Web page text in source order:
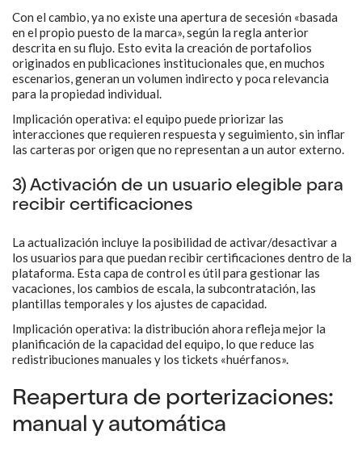
Con el cambio, ya no existe una apertura de secesión «basada
en el propio puesto de la marca», según la regla anterior
descrita en su flujo. Esto evita la creación de portafolios
originados en publicaciones institucionales que, en muchos
escenarios, generan un volumen indirecto y poca relevancia
para la propiedad individual.
Implicación operativa: el equipo puede priorizar las
interacciones que requieren respuesta y seguimiento, sin inflar
las carteras por origen que no representan a un autor externo.
3) Activación de un usuario elegible para
recibir certificaciones
La actualización incluye la posibilidad de activar/desactivar a
los usuarios para que puedan recibir certificaciones dentro de la
plataforma. Esta capa de control es útil para gestionar las
vacaciones, los cambios de escala, la subcontratación, las
plantillas temporales y los ajustes de capacidad.
Implicación operativa: la distribución ahora refleja mejor la
planificación de la capacidad del equipo, lo que reduce las
redistribuciones manuales y los tickets «huérfanos».
Reapertura de porterizaciones:
manual y automática